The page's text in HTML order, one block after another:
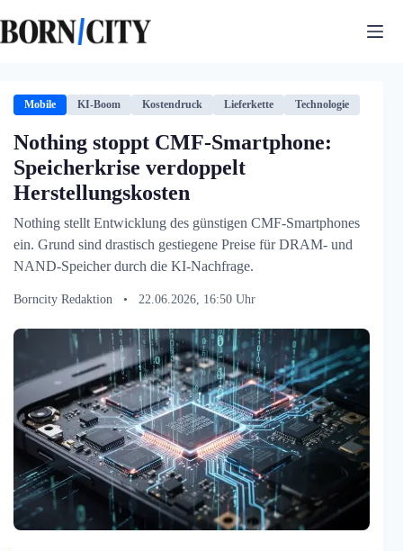
Inhalt
springen
Mobile KI-Boom Kostendruck Lieferkette Technologie
Nothing stoppt CMF-Smartphone:
Speicherkrise verdoppelt
Herstellungskosten
Nothing stellt Entwicklung des günstigen CMF-Smartphones
ein. Grund sind drastisch gestiegene Preise für DRAM- und
NAND-Speicher durch die KI-Nachfrage.
Borncity Redaktion • 22.06.2026, 16:50 Uhr